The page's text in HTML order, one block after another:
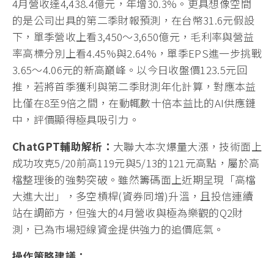
4月營收達4,438.4億元，年增30.3%。更具想像空間
的是公司出具的第二季財報預測，在台幣31.6元假設
下，單季營收上看3,450～3,650億元，毛利率與營益
率高標分別上看4.45%與2.64%，單季EPS進一步挑戰
3.65～4.06元的新高巔峰。以今日收盤價123.5元回
推，若將首季獲利與第二季財測年化計算，對應本益
比僅在8至9倍之間，在動輒數十倍本益比的AI供應鏈
中，評價顯得極具吸引力。
ChatGPT輔助解析： 大聯大本次爆量大漲，技術面上
成功攻克5/20前高119元與5/13的121元高點，屬於高
檔整理後的強勢突破。雖然籌碼面上近期呈現「高檔
大進大出」，多空槓桿(資券同增)升溫，且投信連續
站在調節方，但強大的4月營收與極為樂觀的Q2財
測，已為市場短線資金提供強力的追價底氣。